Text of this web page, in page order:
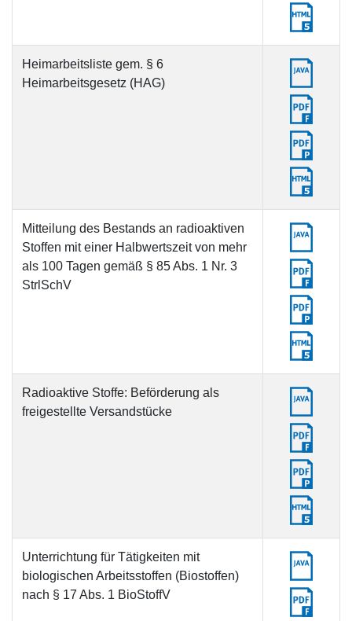
Heimarbeitsliste gem. § 6
Heimarbeitsgesetz (HAG)
Mitteilung des Bestands an radioaktiven
Stoffen mit einer Halbwertszeit von mehr
als 100 Tagen gemäß § 85 Abs. 1 Nr. 3
StrlSchV
Radioaktive Stoffe: Beförderung als
freigestellte Versandstücke
Unterrichtung für Tätigkeiten mit
biologischen Arbeitsstoffen (Biostoffen)
nach § 17 Abs. 1 BioStoffV